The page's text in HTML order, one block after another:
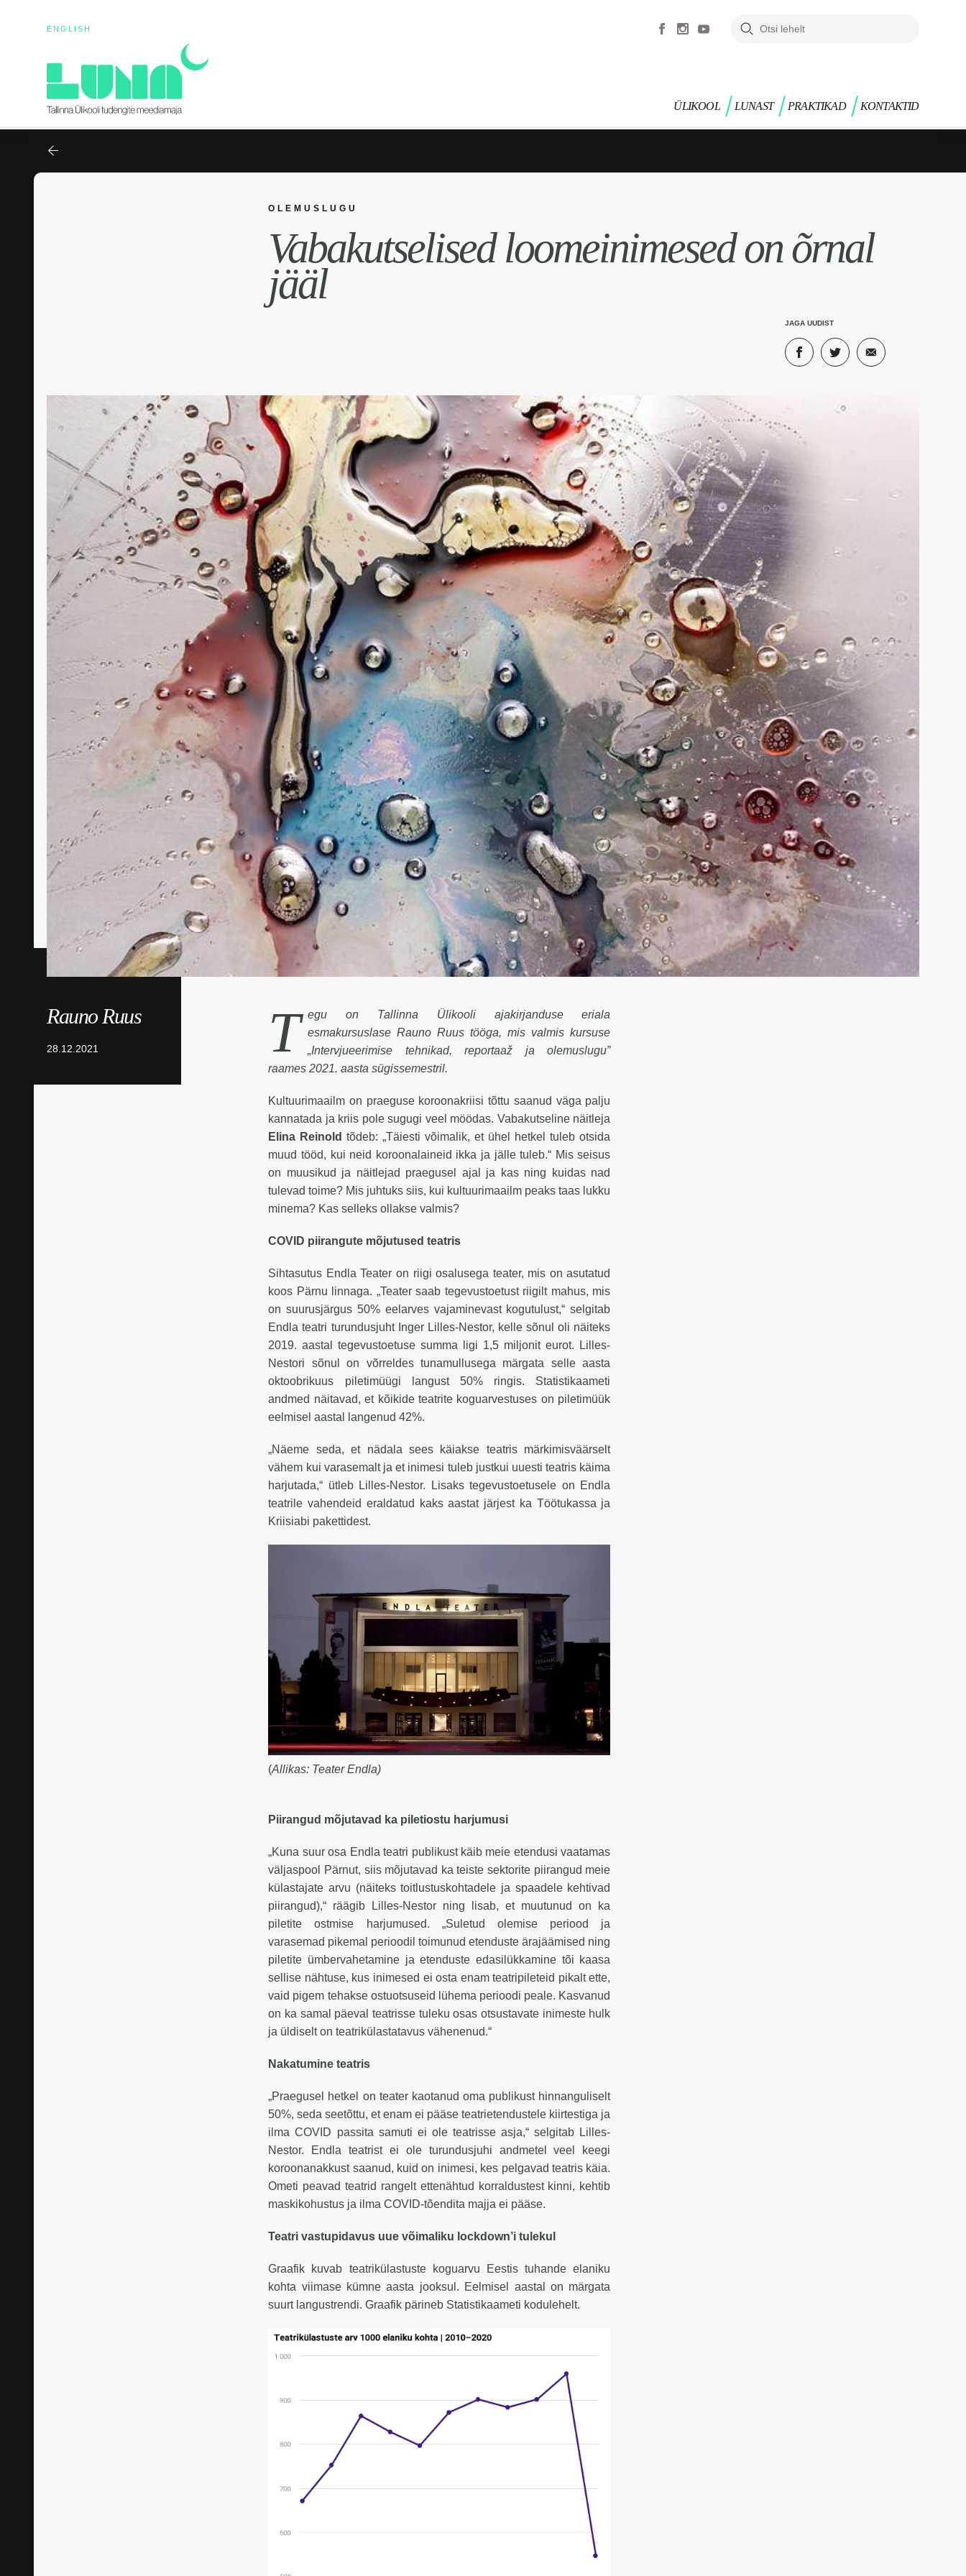
ENGLISH
ÜLIKOOL LUNAST PRAKTIKAD KONTAKTID
OLEMUSLUGU
Vabakutselised loomeinimesed on õrnal
jääl
JAGA UUDIST
Rauno Ruus
28.12.2021 T
egu on Tallinna Ülikooli ajakirjanduse eriala
esmakursuslase Rauno Ruus tööga, mis valmis kursuse
„Intervjueerimise tehnikad, reportaaž ja olemuslugu”
raames 2021. aasta sügissemestril.
Kultuurimaailm on praeguse koroonakriisi tõttu saanud väga palju
kannatada ja kriis pole sugugi veel möödas. Vabakutseline näitleja
Elina Reinold tõdeb: „Täiesti võimalik, et ühel hetkel tuleb otsida
muud tööd, kui neid koroonalaineid ikka ja jälle tuleb.“ Mis seisus
on muusikud ja näitlejad praegusel ajal ja kas ning kuidas nad
tulevad toime? Mis juhtuks siis, kui kultuurimaailm peaks taas lukku
minema? Kas selleks ollakse valmis?
COVID piirangute mõjutused teatris
Sihtasutus Endla Teater on riigi osalusega teater, mis on asutatud
koos Pärnu linnaga. „Teater saab tegevustoetust riigilt mahus, mis
on suurusjärgus 50% eelarves vajaminevast kogutulust,“ selgitab
Endla teatri turundusjuht Inger Lilles-Nestor, kelle sõnul oli näiteks
2019. aastal tegevustoetuse summa ligi 1,5 miljonit eurot. Lilles-
Nestori sõnul on võrreldes tunamullusega märgata selle aasta
oktoobrikuus piletimüügi langust 50% ringis. Statistikaameti
andmed näitavad, et kõikide teatrite koguarvestuses on piletimüük
eelmisel aastal langenud 42%.
„Näeme seda, et nädala sees käiakse teatris märkimisväärselt
vähem kui varasemalt ja et inimesi tuleb justkui uuesti teatris käima
harjutada,“ ütleb Lilles-Nestor. Lisaks tegevustoetusele on Endla
teatrile vahendeid eraldatud kaks aastat järjest ka Töötukassa ja
Kriisiabi pakettidest.
(Allikas: Teater Endla)
Piirangud mõjutavad ka piletiostu harjumusi
„Kuna suur osa Endla teatri publikust käib meie etendusi vaatamas
väljaspool Pärnut, siis mõjutavad ka teiste sektorite piirangud meie
külastajate arvu (näiteks toitlustuskohtadele ja spaadele kehtivad
piirangud),“ räägib Lilles-Nestor ning lisab, et muutunud on ka
piletite ostmise harjumused. „Suletud olemise periood ja
varasemad pikemal perioodil toimunud etenduste ärajäämised ning
piletite ümbervahetamine ja etenduste edasilükkamine tõi kaasa
sellise nähtuse, kus inimesed ei osta enam teatripileteid pikalt ette,
vaid pigem tehakse ostuotsuseid lühema perioodi peale. Kasvanud
on ka samal päeval teatrisse tuleku osas otsustavate inimeste hulk
ja üldiselt on teatrikülastatavus vähenenud.“
Nakatumine teatris
„Praegusel hetkel on teater kaotanud oma publikust hinnanguliselt
50%, seda seetõttu, et enam ei pääse teatrietendustele kiirtestiga ja
ilma COVID passita samuti ei ole teatrisse asja,“ selgitab Lilles-
Nestor. Endla teatrist ei ole turundusjuhi andmetel veel keegi
koroonanakkust saanud, kuid on inimesi, kes pelgavad teatris käia.
Ometi peavad teatrid rangelt ettenähtud korraldustest kinni, kehtib
maskikohustus ja ilma COVID-tõendita majja ei pääse.
Teatri vastupidavus uue võimaliku lockdown’i tulekul
Graafik kuvab teatrikülastuste koguarvu Eestis tuhande elaniku
kohta viimase kümne aasta jooksul. Eelmisel aastal on märgata
suurt langustrendi. Graafik pärineb Statistikaameti kodulehelt.